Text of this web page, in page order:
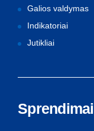
Galios valdymas
Indikatoriai
Jutikliai
Sprendimai